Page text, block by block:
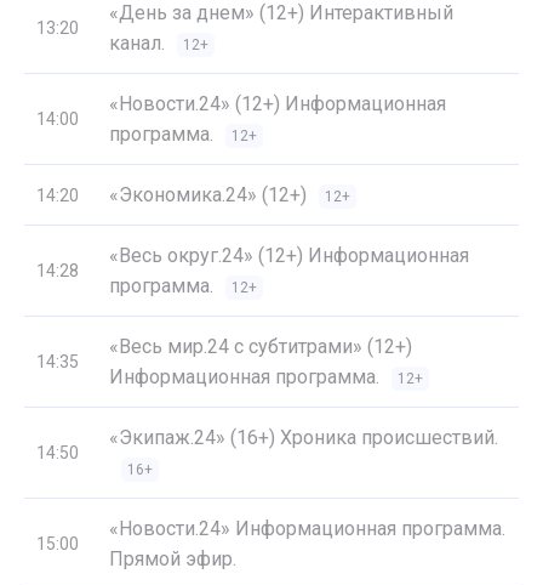
13:20
«День за днем» (12+) Интерактивный
канал.
12+
14:00
«Новости.24» (12+) Информационная
программа.
12+
14:20 «Экономика.24» (12+) 12+
14:28
«Весь округ.24» (12+) Информационная
программа.
12+
14:35
«Весь мир.24 с субтитрами» (12+)
Информационная программа.
12+
14:50
«Экипаж.24» (16+) Хроника происшествий.
16+
15:00
«Новости.24» Информационная программа.
Прямой эфир.